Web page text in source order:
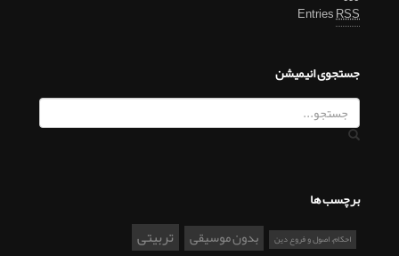
EntriesRSS
جستجوی انیمیشن
برچسب ها
احکام، اصول و فروع دین بدون موسیقی تربیتی